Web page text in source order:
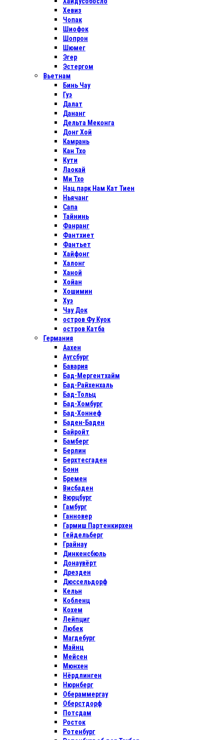
Хевиз
Чопак
Шиофок
Шопрон
Шюмег
Эгер
Эстергом
Вьетнам
Бинь Чау
Гуэ
Далат
Дананг
Дельта Меконга
Донг Хой
Камрань
Кан Тхо
Кути
Лаокай
Ми Тхо
Нац.парк Нам Кат Тиен
Ньячанг
Сапа
Тайнинь
Фанранг
Фантхиет
Фантьет
Хайфонг
Халонг
Ханой
Хойан
Хошимин
Хуэ
Чау Док
остров Фу Куок
остров Катба
Германия
Аахен
Аугсбург
Бавария
Бад-Мергентхайм
Бад-Райхенхаль
Бад-Тольц
Бад-Хомбург
Бад-Хоннеф
Баден-Баден
Байройт
Бамберг
Берлин
Берхтесгаден
Бонн
Бремен
Висбаден
Вюрцбург
Гамбург
Ганновер
Гармиш Партенкирхен
Гейдельберг
Грайнау
Динкенсбюль
Донаувёрт
Дрезден
Дюссельдорф
Кельн
Кобленц
Кохем
Лейпциг
Любек
Магдебург
Майнц
Мейсен
Мюнхен
Нёрдлинген
Нюрнберг
Обераммергау
Оберстдорф
Потсдам
Росток
Ротенбург